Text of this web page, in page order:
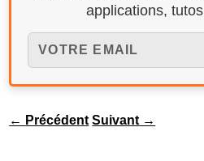
applications,
← Précédent Suivant →